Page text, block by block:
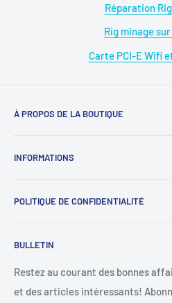
Réparation
Rig minage
Carte PCI-E Wifi
À PROPOS DE LA BOUTIQUE
09 : 00h - 18 : 00h.Sans interruption.
INFORMATIONS
Rejoignez-nous
SAV WhatsApp : 07 68 88 02 12
Conditions d'utilisation
Politique de remboursement
POLITIQUE DE CONFIDENTIALITÉ
BULLETIN
Restez au courant des bonnes
et des articles intéressants!